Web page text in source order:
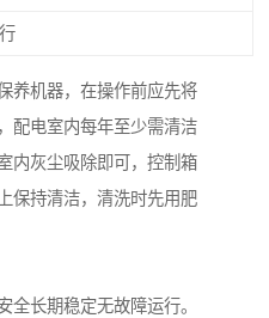
养机器，在操作前应先将
配电室内每年至少需清洁
内灰尘吸除即可，控制箱
保持清洁，清洗时先用肥
全长期稳定无故障运行。